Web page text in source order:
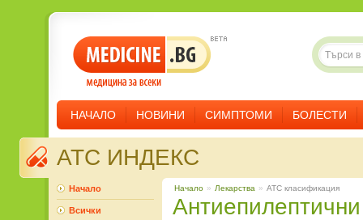
НАЧАЛО НОВИНИ СИМПТОМИ БОЛЕСТИ
ATC ИНДЕКС
Начало » Лекарства » ATC класификация
Начало
Всички